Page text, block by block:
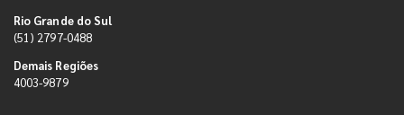
Rio Grande do Sul
(51) 2797-0488
Demais Regiões
4003-9879